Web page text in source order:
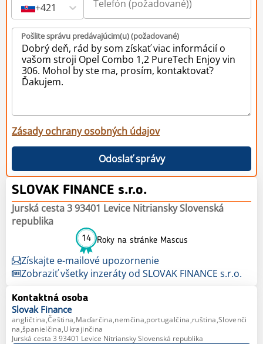
+421
Pošlite správu predávajúcim(u) (požadované)
Zásady ochrany osobných údajov
Odoslať správy
SLOVAK FINANCE s.r.o.
Jurská cesta 3 93401 Levice Nitriansky Slovenská
republika
14 Roky na stránke Mascus
Získajte e-mailové upozornenie
Zobraziť všetky inzeráty od SLOVAK FINANCE s.r.o.
Kontaktná osoba
Slovak Finance
angličtina,Čeština,Maďarčina,nemčina,portugalčina,ruština,Slovenči
na,španielčina,Ukrajinčina
Jurská cesta 3 93401 Levice Nitriansky Slovenská republika